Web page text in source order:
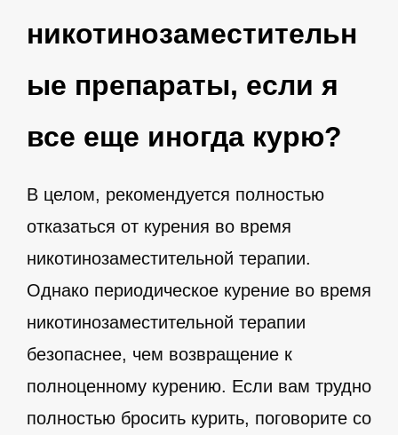
никотинозаместительн
ые препараты, если я
все еще иногда курю?
В целом, рекомендуется полностью
отказаться от курения во время
никотинозаместительной терапии.
Однако периодическое курение во время
никотинозаместительной терапии
безопаснее, чем возвращение к
полноценному курению. Если вам трудно
полностью бросить курить, поговорите со